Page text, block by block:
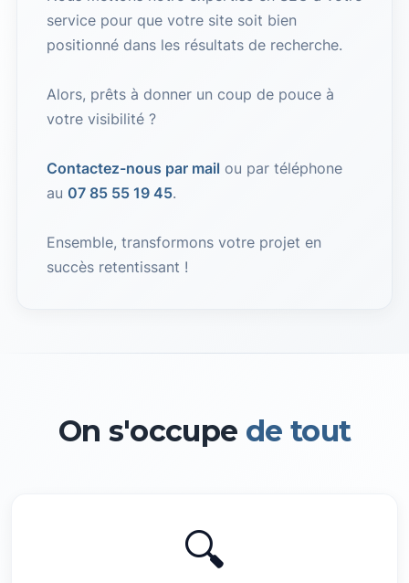
service pour que votre site soit bien
positionné dans les résultats de recherche.
Alors, prêts à donner un coup de pouce à
votre visibilité ?
Contactez-nous par mail ou par téléphone
au 07 85 55 19 45.
Ensemble, transformons votre projet en
succès retentissant !
On s'occupe de tout
🔍